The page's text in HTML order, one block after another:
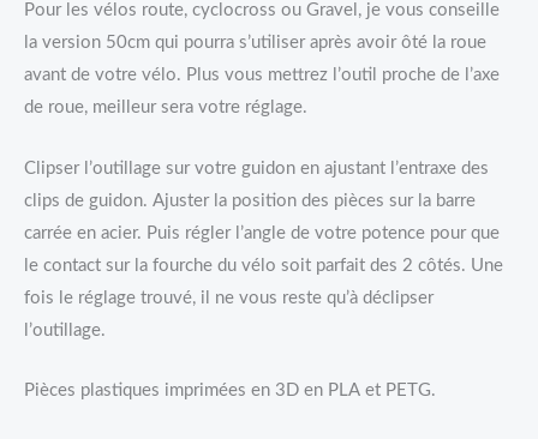
Pour les vélos route, cyclocross ou Gravel, je vous conseille
la version 50cm qui pourra s’utiliser après avoir ôté la roue
avant de votre vélo. Plus vous mettrez l’outil proche de l’axe
de roue, meilleur sera votre réglage.
Clipser l’outillage sur votre guidon en ajustant l’entraxe des
clips de guidon. Ajuster la position des pièces sur la barre
carrée en acier. Puis régler l’angle de votre potence pour que
le contact sur la fourche du vélo soit parfait des 2 côtés. Une
fois le réglage trouvé, il ne vous reste qu’à déclipser
l’outillage.
Pièces plastiques imprimées en 3D en PLA et PETG.